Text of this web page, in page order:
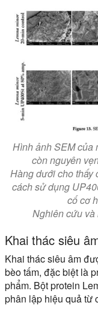
Hình ảnh SEM của
còn nguyên
Hàng dưới cho thấy
cách sử dụng
cố cơ
Nghiên cứu
Khai thác siêu
Khai thác siêu âm
bèo tấm, đặc biệt là
phẩm. Bột protein
phân lập hiệu quả từ